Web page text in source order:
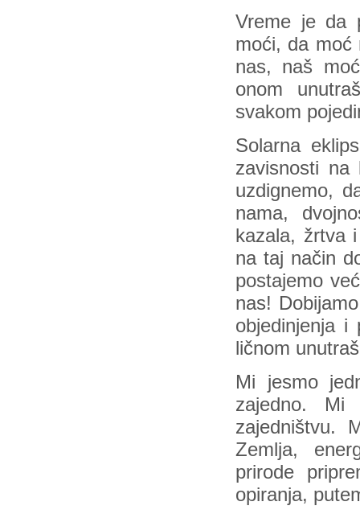
Vreme je da
moći, da moć
nas, naš
onom
svakom
Solarna
zavisnosti na
uzdignemo,
nama,
kazala, žrtva
na taj način
postajemo
nas!
objedinjenja i
ličnom
Mi jesmo
zajedno.
zajedništvu.
Zemlja,
prirode
opiranja,